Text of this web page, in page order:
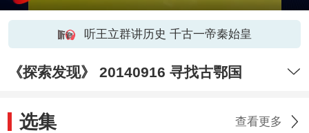
听王立群讲历史 千古一帝秦始皇
《探索发现》 20140916 寻找古鄂国
选集 查看更多